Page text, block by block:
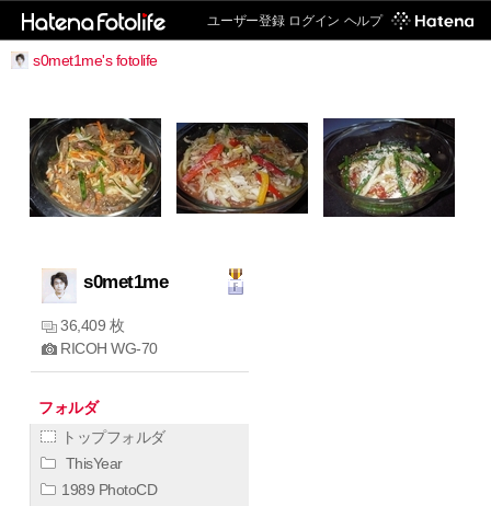
ユーザー登録 ログイン ヘルプ
s0met1me's fotolife
s0met1me
36,409 枚
RICOH WG-70
フォルダ
トップフォルダ
ThisYear
1989 PhotoCD